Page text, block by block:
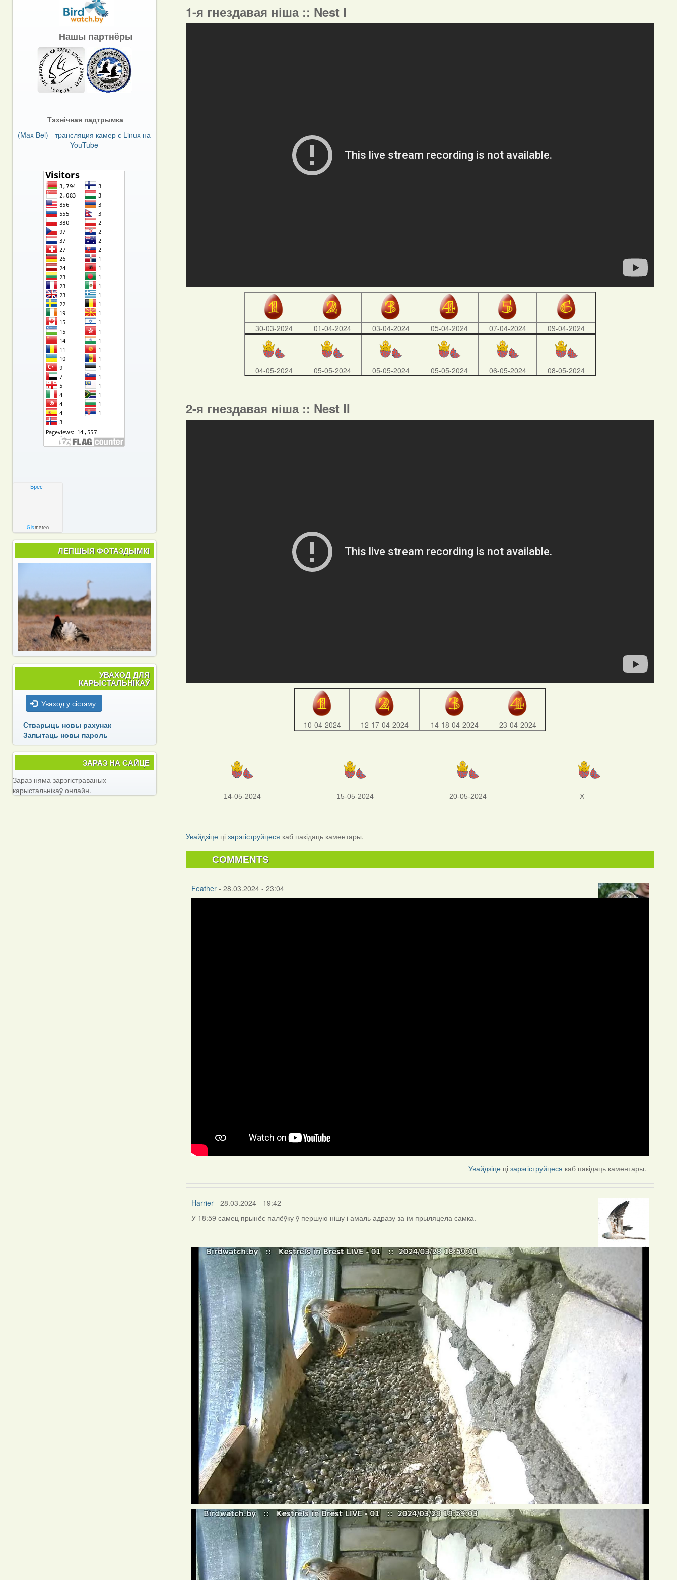
1-я гнездавая ніша :: Nest I
30-03-2024 01-04-2024 03-04-2024 05-04-2024 07-04-2024 09-04-2024
04-05-2024 05-05-2024 05-05-2024 05-05-2024 06-05-2024 08-05-2024
2-я гнездавая ніша :: Nest II
10-04-2024 12-17-04-2024 14-18-04-2024 23-04-2024
14-05-2024 15-05-2024 20-05-2024 X
Увайдзіце цізарэгіструйцеся каб пакідаць каментары.
COMMENTS
Feather - 28.03.2024 - 23:04
Увайдзіце цізарэгіструйцеся каб пакідаць каментары.
Harrier - 28.03.2024 - 19:42
У 18:59 самец прынёс палёўку ў першую нішу і амаль адразу за ім прыляцела самка.
Нашы партнёры
Тэхнічная падтрымка
(Max Bel) - тpансляция камер с Linux на
YouTube
Брест
Gismeteo
ЛЕПШЫЯ ФОТАЗДЫМКІ
УВАХОД ДЛЯ
КАРЫСТАЛЬНІКАЎ
Уваход у сістэму
Стварыць новы рахунак
Запытаць новы пароль
ЗАРАЗ НА САЙЦЕ
Зараз няма зарэгістраваных
карыстальнікаў онлайн.